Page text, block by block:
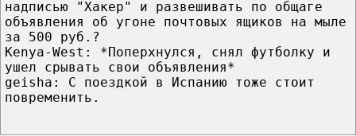
надписью "Хакер" и развешивать по общаге
объявления об угоне почтовых ящиков на мыле
за 500 руб.?
Kenya-West: *Поперхнулся, снял футболку и
ушел срывать свои объявления*
geisha: С поездкой в Испанию тоже стоит
повременить.